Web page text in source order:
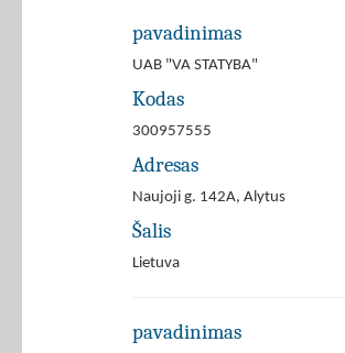
pavadinimas
UAB "VA STATYBA"
Kodas
300957555
Adresas
Naujoji g. 142A, Alytus
Šalis
Lietuva
pavadinimas